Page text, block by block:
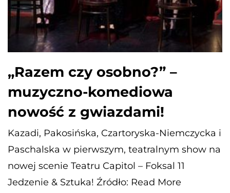
„Razem czy osobno?” –
muzyczno-komediowa
nowość z gwiazdami!
Kazadi, Pakosińska, Czartoryska-Niemczycka i
Paschalska w pierwszym, teatralnym show na
nowej scenie Teatru Capitol – Foksal 11
Jedzenie & Sztuka! Źródło: Read More